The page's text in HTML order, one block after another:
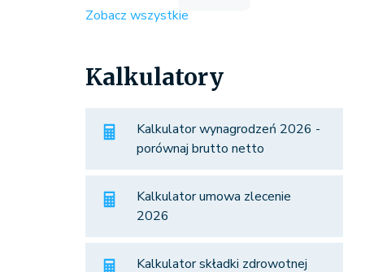
Zobacz wszystkie
Kalkulatory
Kalkulator wynagrodzeń 2026 -
porównaj brutto netto
Kalkulator umowa zlecenie
2026
Kalkulator składki zdrowotnej